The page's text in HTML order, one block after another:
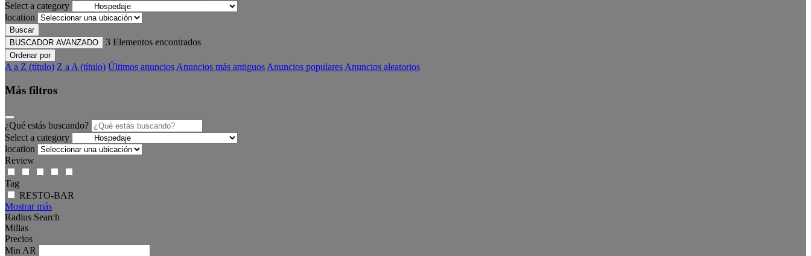
Select a category
location
Buscar
BUSCADOR AVANZADO
3 Elementos encontrados
Ordenar por
A a Z (título) Z a A (título) Últimos anuncios Anuncios más antiguos Anuncios populares Anuncios aleatorios
Más filtros
¿Qué estás buscando?
Select a category
location
Review
Tag
RESTO-BAR
Mostrar más
Radius Search
Millas
Precios
Min AR